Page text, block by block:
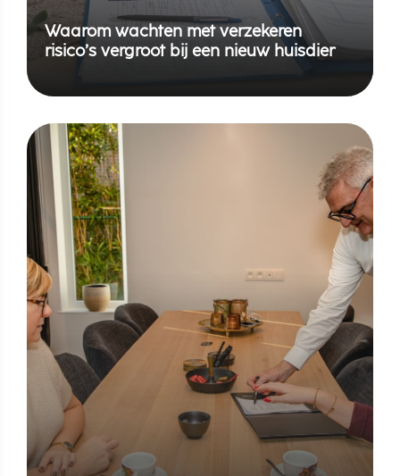
Waarom wachten met verzekeren
risico’s vergroot bij een nieuw huisdier